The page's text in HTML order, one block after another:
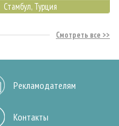
Стамбул, Турция
Смотреть все
Рекламодателям
Контакты